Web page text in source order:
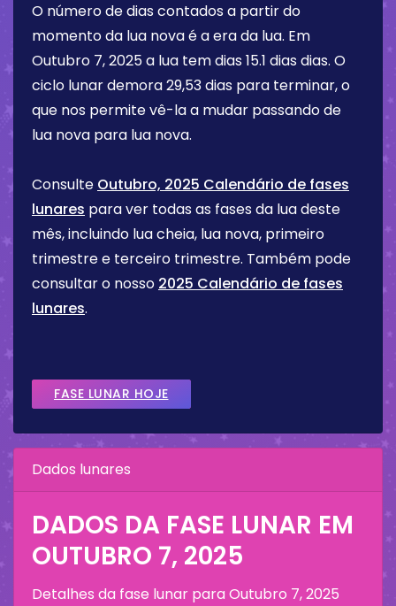
O número de dias contados a partir do
momento da lua nova é a era da lua. Em
Outubro 7, 2025a lua tem dias 15.1 dias dias. O
ciclo lunar demora 29,53 dias para terminar, o
que nos permite vê-la a mudar passando de
lua nova para lua nova.
Consulte Outubro, 2025 Calendário de fases
lunares para ver todas as fases da lua deste
mês, incluindo lua cheia, lua nova, primeiro
trimestre e terceiro trimestre. Também pode
consultar o nosso 2025 Calendário de fases
lunares.
FASE LUNAR HOJE
Dados lunares
DADOS DA FASE LUNAR EM
OUTUBRO 7, 2025
Detalhes da fase lunar paraOutubro 7, 2025